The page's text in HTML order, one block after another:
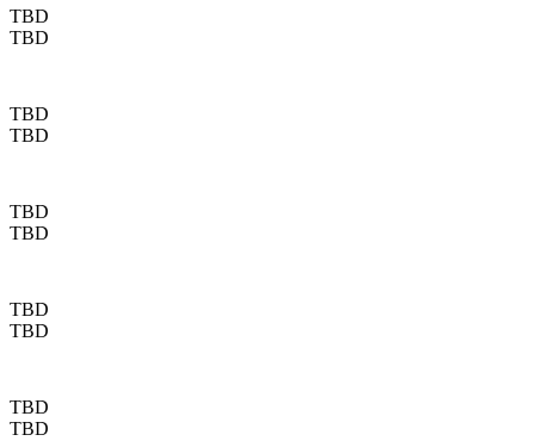
TBD
TBD
TBD
TBD
TBD
TBD
TBD
TBD
TBD
TBD